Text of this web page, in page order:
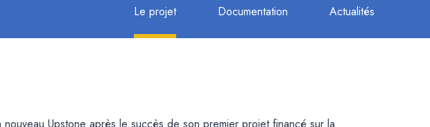
Le projet Documentation Actualités
Upstone après le succès de son premier projet financé sur la